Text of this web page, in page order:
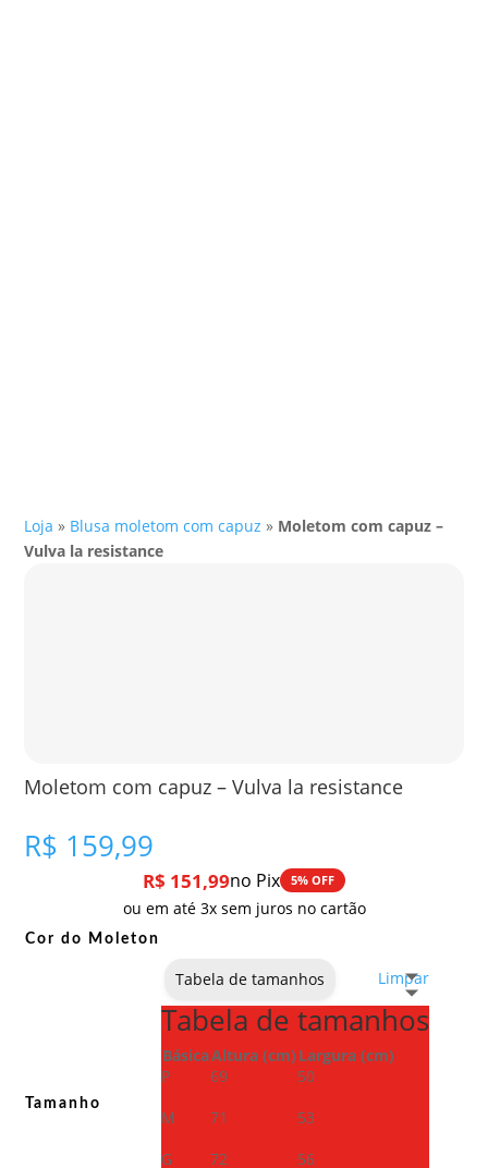
Loja » Blusa moletom com capuz » Moletom com capuz –
Vulva la resistance
Moletom com capuz – Vulva la resistance
R$ 159,99
R$ 151,99no Pix 5% OFF
ou em até 3x sem juros no cartão
Cor do Moleton
Tamanho
Limpar
Tabela de tamanhos
Tabela de tamanhos
BásicaAltura (cm) Largura (cm)
P
69
50
M
71
53
G
72 56